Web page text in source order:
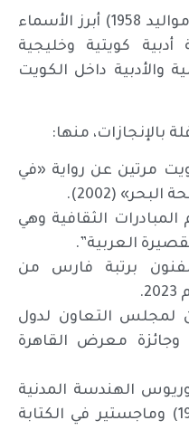
يُعتبر الروائي طالب الرفاعي (مواليد 1958) أبرز الأسماء
كويتية وخليجية
والأدبية داخل الكويت
بالإنجازات، منها:
مرتين عن رواية «في
الثقافية وهي
العربية”.
برتبة فارس من
لمجلس التعاون لدول
العربية (2019)، وجائزة معرض القاهرة
الهندسة المدنية
من جامعة الكويت (1982) وماجستير في الكتابة